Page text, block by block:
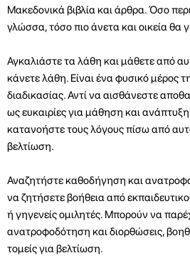
Μακεδονικά βιβλία και άρθρα. Όσο
γλώσσα, τόσο πιο άνετα και οικεία θα
Αγκαλιάστε τα λάθη και μάθετε από
κάνετε λάθη. Είναι ένα φυσικό μέρος
διαδικασίας. Αντί να αισθάνεστε
ως ευκαιρίες για μάθηση και
κατανοήστε τους λόγους πίσω από
βελτίωση.
Αναζητήστε καθοδήγηση και
να ζητήσετε βοήθεια από
ή γηγενείς ομιλητές. Μπορούν να
ανατροφοδότηση και διορθώσεις,
τομείς για βελτίωση.